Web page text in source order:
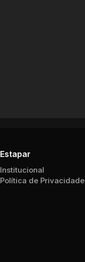
Estapar
Institucional
Política de Privacidade